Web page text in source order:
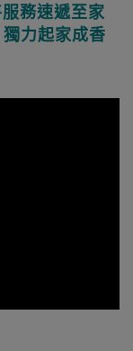
務速遞至家
力起家成香